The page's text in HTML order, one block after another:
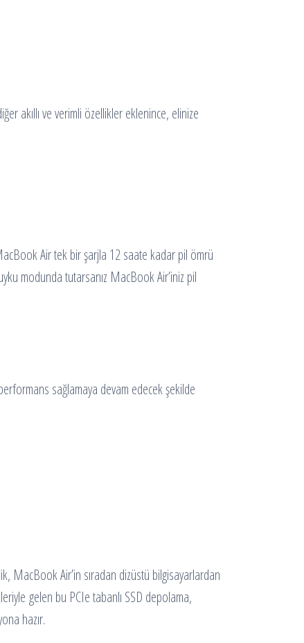
akıllı ve verimli özellikler eklenince, elinize
Air tek bir şarjla 12 saate kadar pil ömrü
modunda tutarsanız MacBook Air’iniz pil
sağlamaya devam edecek şekilde
MacBook Air’in sıradan dizüstü bilgisayarlardan
gelen bu PCIe tabanlı SSD depolama,
hazır.